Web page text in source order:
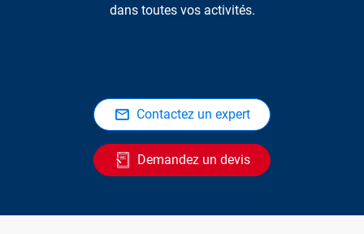
dans toutes vos activités.
Contactez un expert
Demandez un devis